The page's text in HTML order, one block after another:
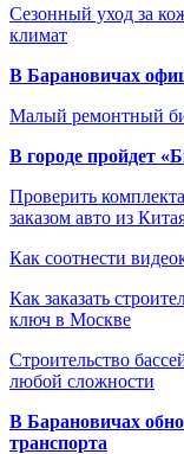
Сезонный уход за
климат
В Барановичах
Малый ремонтный
В городе пройдет
Проверить
заказом авто из
Как соотнести
Как заказать
ключ в Москве
Строительство
любой сложности
В Барановичах
транспорта